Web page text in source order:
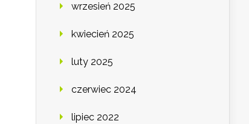
wrzesień 2025
kwiecień 2025
luty 2025
czerwiec 2024
lipiec 2022